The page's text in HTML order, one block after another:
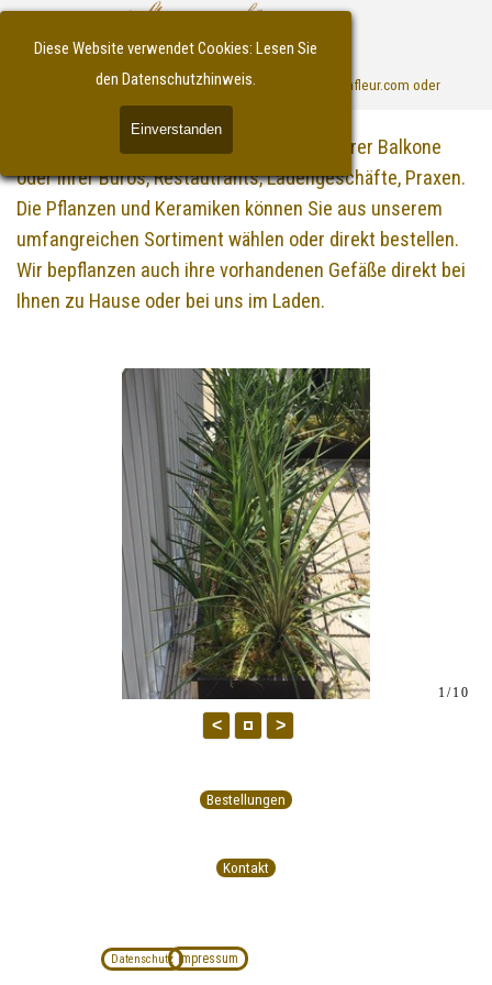
Diese Website verwendet Cookies: Lesen Sie
den Datenschutzhinweis.
Einverstanden
Direkt zum Seiteninhalt
Lieferservice/Bestellungen unter : laden@callafleur.com oder
030-44032819
Menü überspringen
Gerne übernehmen wir die Bepflanzung Ihrer Balkone
oder Ihrer Büros, Restautrants, Ladengeschäfte, Praxen.
Die Pflanzen und Keramiken können Sie aus unserem
umfangreichen Sortiment wählen oder direkt bestellen.
Wir bepflanzen auch ihre vorhandenen Gefäße direkt bei
Ihnen zu Hause oder bei uns im Laden.
1/10
< >
Bestellungen
Kontakt
Impressum
Datenschutz
Zurück zum Seiteninhalt